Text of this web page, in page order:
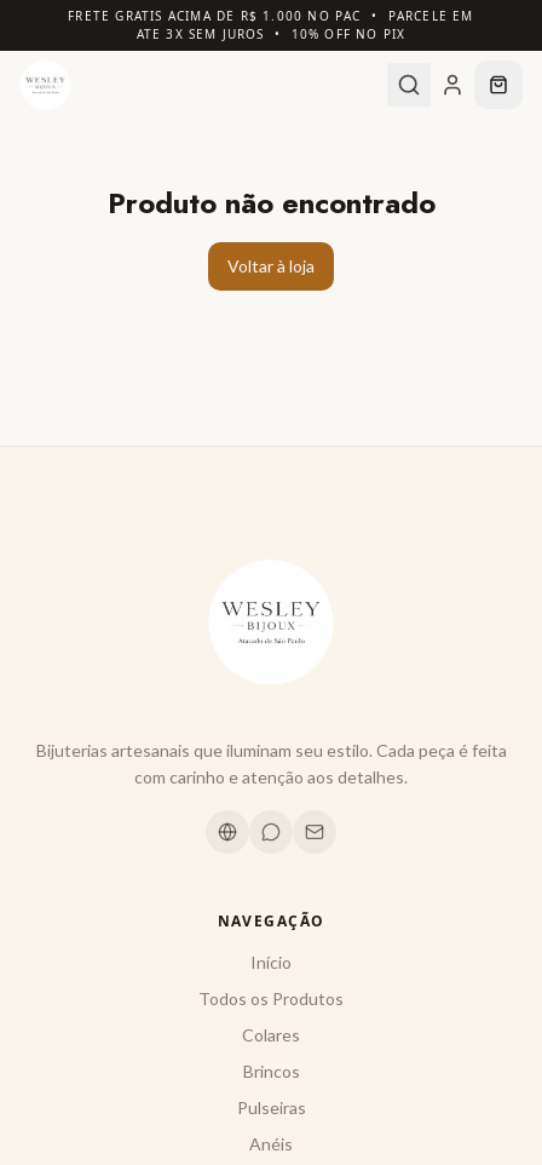
FRETE GRATIS ACIMA DE R$ 1.000 NO PAC • PARCELE EM
ATE 3X SEM JUROS • 10% OFF NO PIX
Produto não encontrado
Voltar à loja
Bijuterias artesanais que iluminam seu estilo. Cada peça é feita
com carinho e atenção aos detalhes.
NAVEGAÇÃO
Início
Todos os Produtos
Colares
Brincos
Pulseiras
Anéis